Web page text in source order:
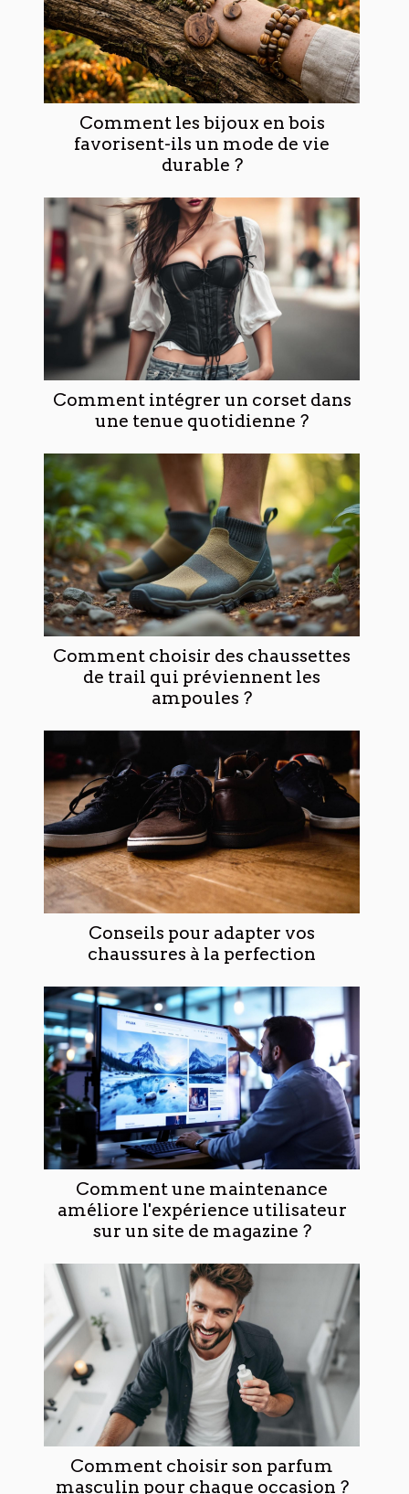
Comment les bijoux en bois
favorisent-ils un mode de vie
durable ?
Comment intégrer un corset dans
une tenue quotidienne ?
Comment choisir des chaussettes
de trail qui préviennent les
ampoules ?
Conseils pour adapter vos
chaussures à la perfection
Comment une maintenance
améliore l'expérience utilisateur
sur un site de magazine ?
Comment choisir son parfum
masculin pour chaque occasion ?